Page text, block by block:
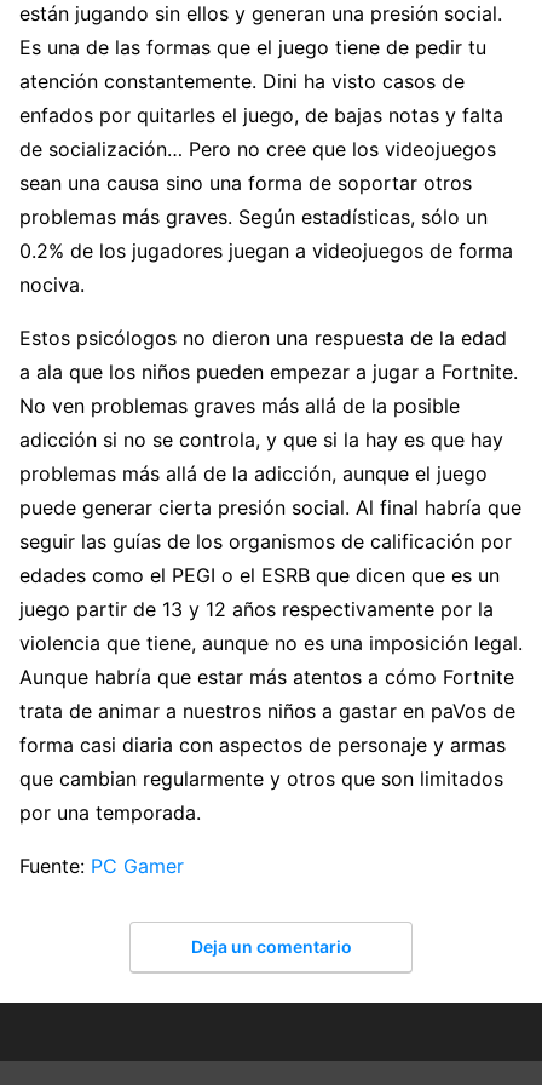
están jugando sin ellos y generan una presión social.
Es una de las formas que el juego tiene de pedir tu
atención constantemente. Dini ha visto casos de
enfados por quitarles el juego, de bajas notas y falta
de socialización… Pero no cree que los videojuegos
sean una causa sino una forma de soportar otros
problemas más graves. Según estadísticas, sólo un
0.2% de los jugadores juegan a videojuegos de forma
nociva.
Estos psicólogos no dieron una respuesta de la edad
a ala que los niños pueden empezar a jugar a Fortnite.
No ven problemas graves más allá de la posible
adicción si no se controla, y que si la hay es que hay
problemas más allá de la adicción, aunque el juego
puede generar cierta presión social. Al final habría que
seguir las guías de los organismos de calificación por
edades como el PEGI o el ESRB que dicen que es un
juego partir de 13 y 12 años respectivamente por la
violencia que tiene, aunque no es una imposición legal.
Aunque habría que estar más atentos a cómo Fortnite
trata de animar a nuestros niños a gastar en paVos de
forma casi diaria con aspectos de personaje y armas
que cambian regularmente y otros que son limitados
por una temporada.
Fuente: PC Gamer
Deja un comentario